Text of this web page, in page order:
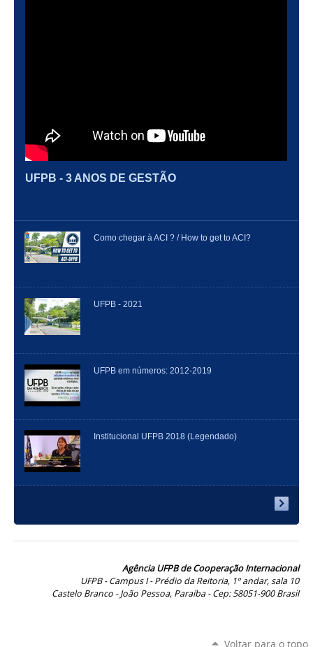
UFPB - 3 ANOS DE GESTÃO
Como chegar à ACI ? / How to get to ACI?
UFPB - 2021
UFPB em números: 2012-2019
Institucional UFPB 2018 (Legendado)
Agência UFPB de Cooperação Internacional
UFPB - Campus I - Prédio da Reitoria, 1º andar, sala 10
Castelo Branco - João Pessoa, Paraíba - Cep: 58051-900 Brasil
Voltar para o topo